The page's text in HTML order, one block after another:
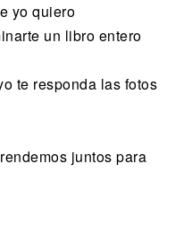
yo quiero
un libro entero
te responda las fotos
juntos para